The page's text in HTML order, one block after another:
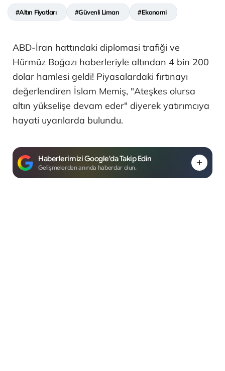
#Altın Fiyatları #Güvenli Liman #Ekonomi
ABD-İran hattındaki diplomasi trafiği ve
Hürmüz Boğazı haberleriyle altından 4 bin 200
dolar hamlesi geldi! Piyasalardaki fırtınayı
değerlendiren İslam Memiş, "Ateşkes olursa
altın yükselişe devam eder" diyerek yatırımcıya
hayati uyarılarda bulundu.
Haberlerimizi Google'da Takip Edin
Gelişmelerden anında haberdar olun.